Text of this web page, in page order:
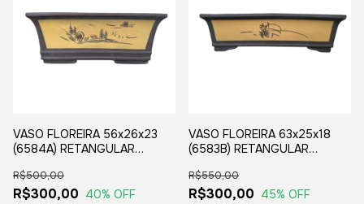
VASO FLOREIRA 56x26x23
(6584A) RETANGULAR
R$300,00
R$500,00
40% OFF
VASO FLOREIRA 63x25x18
(6583B) RETANGULAR
R$300,00
R$550,00
45% OFF